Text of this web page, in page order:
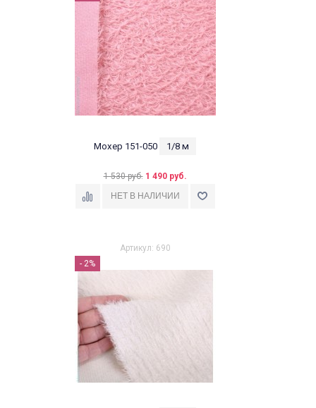
Мохер 151-050 1/8 м
1 530 руб. 1 490 руб.
Артикул: 690
- 2%